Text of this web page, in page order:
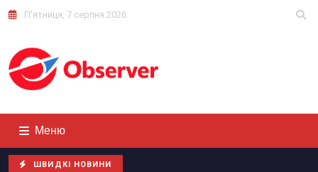
П'ятниця, 7 серпня 2026
Меню
ШВИДКІ НОВИНИ